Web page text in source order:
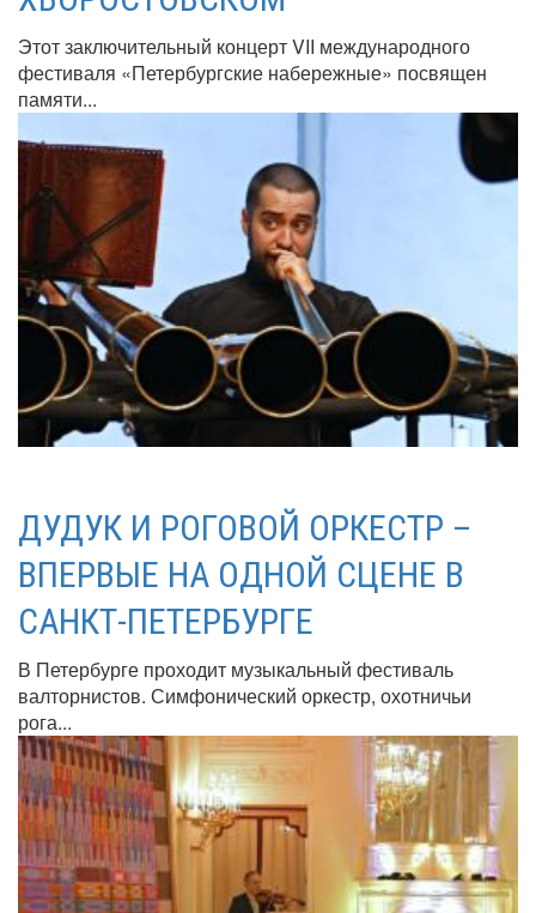
Этот заключительный концерт VII международного
фестиваля «Петербургские набережные» посвящен
памяти...
ДУДУК И РОГОВОЙ ОРКЕСТР –
ВПЕРВЫЕ НА ОДНОЙ СЦЕНЕ В
САНКТ-ПЕТЕРБУРГЕ
В Петербурге проходит музыкальный фестиваль
валторнистов. Симфонический оркестр, охотничьи
рога...